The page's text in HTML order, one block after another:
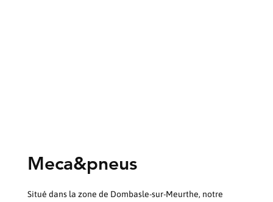
Meca&pneus
Situé dans la zone de Dombasle-sur-Meurthe, notre